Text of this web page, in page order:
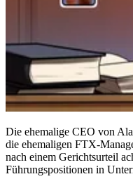
Die ehemalige CEO von
die ehemaligen FTX-
nach einem Gerichtsurteil
Führungspositionen in